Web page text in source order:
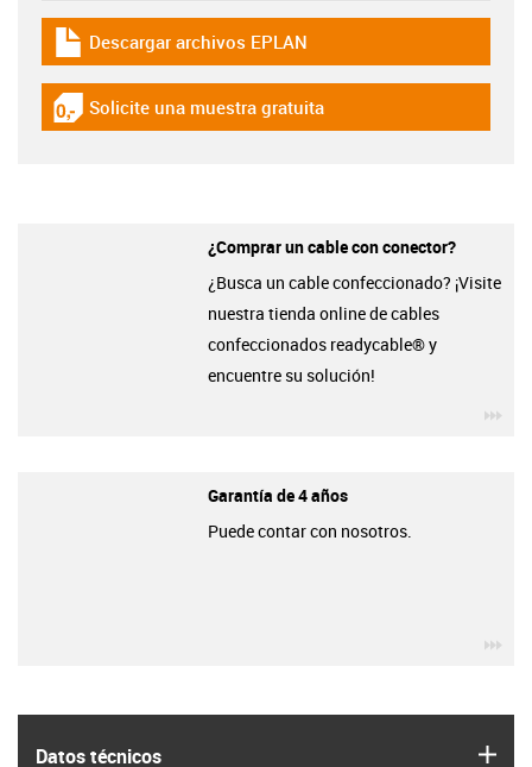
Datos técnicos
igus-icon-download-plan
Descargar archivos EPLAN
igus-icon-gratismuster
Solicite una muestra gratuita
¿Comprar un cable con conector?
¿Busca un cable confeccionado? ¡Visite
nuestra tienda online de cables
confeccionados readycable® y
encuentre su solución!
Garantía de 4 años
Puede contar con nosotros.